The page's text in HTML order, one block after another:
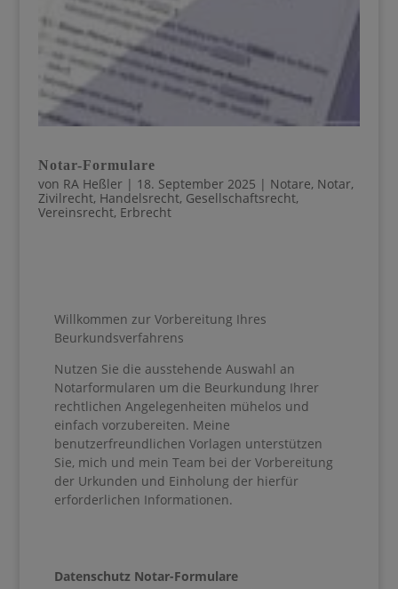
Notar-Formulare
von RA Heßler| 18. September 2025 | Notare, Notar,
Zivilrecht, Handelsrecht, Gesellschaftsrecht,
Vereinsrecht, Erbrecht
Willkommen zur Vorbereitung Ihres
Beurkundsverfahrens
Nutzen Sie die ausstehende Auswahl an
Notarformularen um die Beurkundung Ihrer
rechtlichen Angelegenheiten mühelos und
einfach vorzubereiten. Meine
benutzerfreundlichen Vorlagen unterstützen
Sie, mich und mein Team bei der Vorbereitung
der Urkunden und Einholung der hierfür
erforderlichen Informationen.
Datenschutz Notar-Formulare